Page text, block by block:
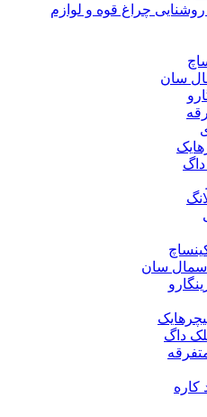
چراغ قوه و لوازم
سان
سان
داگ
کاره